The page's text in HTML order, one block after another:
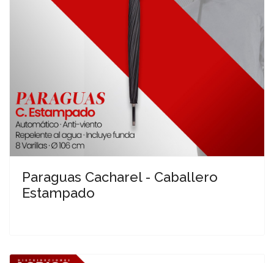
Paraguas Cacharel - Caballero
Estampado